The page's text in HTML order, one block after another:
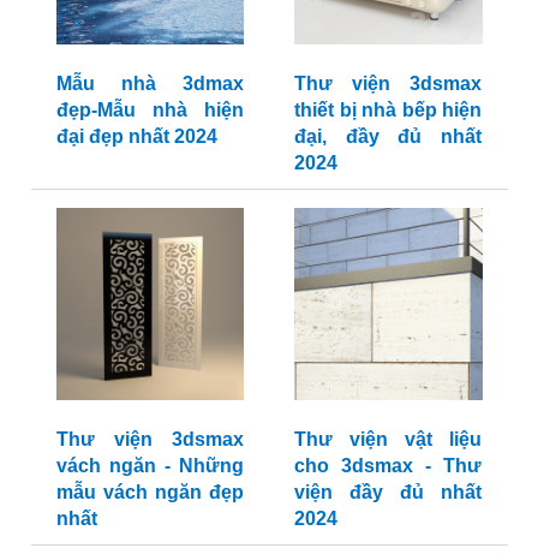
Mẫu nhà 3dmax
đẹp-Mẫu nhà hiện
đại đẹp nhất 2024
Thư viện 3dsmax
thiết bị nhà bếp hiện
đại, đầy đủ nhất
2024
Thư viện 3dsmax
vách ngăn - Những
mẫu vách ngăn đẹp
nhất
Thư viện vật liệu
cho 3dsmax - Thư
viện đầy đủ nhất
2024